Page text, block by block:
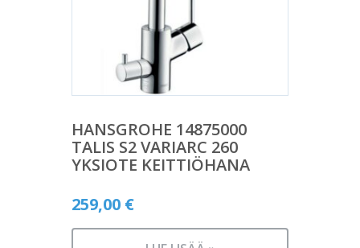
HANSGROHE 14875000
TALIS S2 VARIARC 260
YKSIOTE KEITTIÖHANA
259,00 €